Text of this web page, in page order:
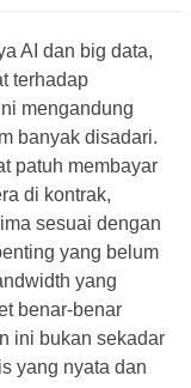
AI dan big data,
terhadap
mengandung
banyak disadari.
patuh membayar
di kontrak,
sesuai dengan
yang belum
yang
benar-benar
ini bukan sekadar
yang nyata dan